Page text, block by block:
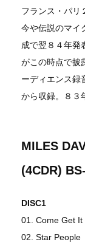
フランス・パリ
今や伝説のマイ
成で翌８４年発
がこの時点で披
ーディエンス録
から収録。８３
MILES
(4CDR)
DISC1
01. Come Get It
02. Star People